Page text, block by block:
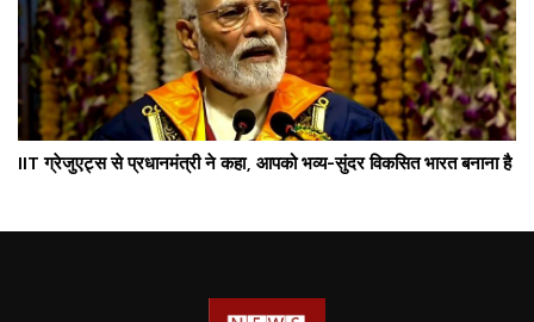
IIT ग्रेजुएट्स से प्रधानमंत्री ने कहा, आपको भव्य-सुंदर विकसित भारत बनाना है